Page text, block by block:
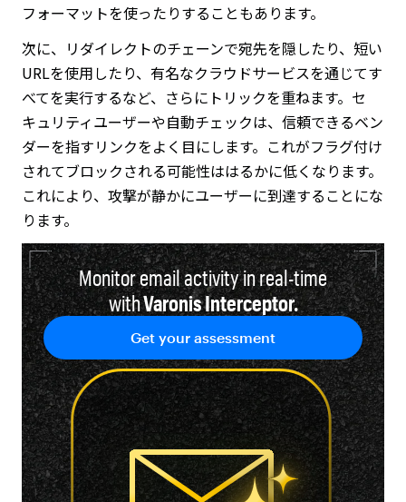
フォーマットを使ったりすることもあります。
次に、リダイレクトのチェーンで宛先を隠したり、短い
URLを使用したり、有名なクラウドサービスを通じてす
べてを実行するなど、さらにトリックを重ねます。セ
キュリティユーザーや自動チェックは、信頼できるベン
ダーを指すリンクをよく目にします。これがフラグ付け
されてブロックされる可能性ははるかに低くなります。
これにより、攻撃が静かにユーザーに到達することにな
ります。
Monitor email activity in real-time
withVaronis Interceptor.
Get your assessment